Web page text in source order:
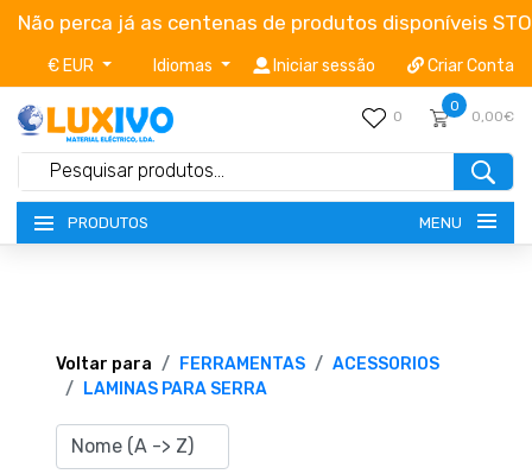
Não perca já as centenas de produtos disponíveis
€ EUR Idiomas Iniciar sessão Criar Conta
0
0
0,00€
PRODUTOS MENU
TERMOS E CONDIÇÕES
Voltar para FERRAMENTAS
ACESSORIOS
LAMINAS PARA SERRA